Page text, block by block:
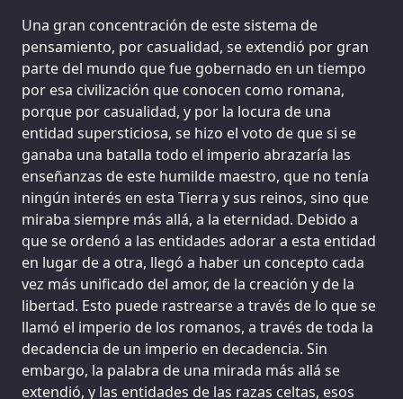
Una gran concentración de este sistema de
pensamiento, por casualidad, se extendió por gran
parte del mundo que fue gobernado en un tiempo
por esa civilización que conocen como romana,
porque por casualidad, y por la locura de una
entidad supersticiosa, se hizo el voto de que si se
ganaba una batalla todo el imperio abrazaría las
enseñanzas de este humilde maestro, que no tenía
ningún interés en esta Tierra y sus reinos, sino que
miraba siempre más allá, a la eternidad. Debido a
que se ordenó a las entidades adorar a esta entidad
en lugar de a otra, llegó a haber un concepto cada
vez más unificado del amor, de la creación y de la
libertad. Esto puede rastrearse a través de lo que se
llamó el imperio de los romanos, a través de toda la
decadencia de un imperio en decadencia. Sin
embargo, la palabra de una mirada más allá se
extendió, y las entidades de las razas celtas, esos